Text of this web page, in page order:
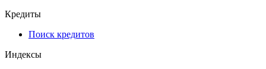
Кредиты
Поиск кредитов
Индексы